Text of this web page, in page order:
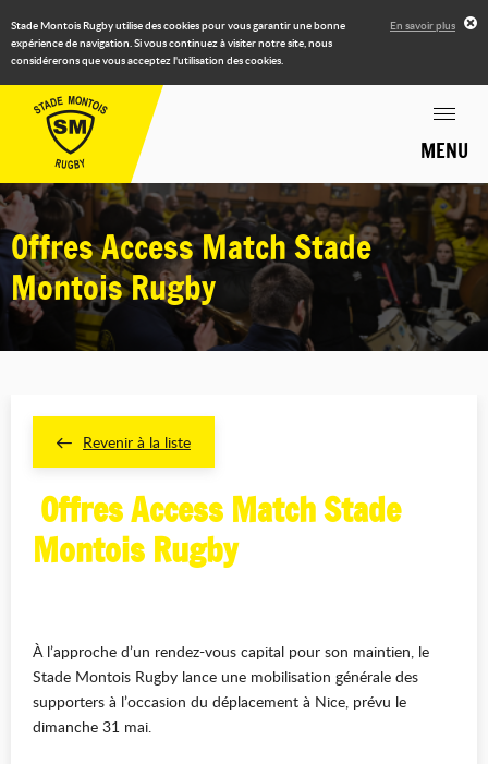
Stade Montois Rugby utilise des cookies pour vous garantir une bonne
expérience de navigation. Si vous continuez à visiter notre site, nous
considérerons que vous acceptez l'utilisation des cookies.
En savoir plus
MENU
Offres Access Match Stade
Montois Rugby
Revenir à la liste
Offres Access Match Stade
Montois Rugby
À l’approche d’un rendez-vous capital pour son maintien, le
Stade Montois Rugby lance une mobilisation générale des
supporters à l’occasion du déplacement à Nice, prévu le
dimanche 31 mai.